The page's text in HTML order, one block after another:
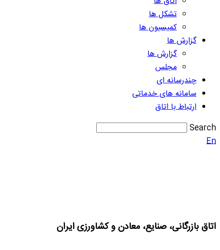
تشکل ها
کمیسیون ها
گزارش ها
گزارش ها
مجلس
چندرسانه ای
سامانه های خدماتی
ارتباط با اتاق
Search
En
اتاق بازرگانی، صنایع، معادن و کشاورزی ایران